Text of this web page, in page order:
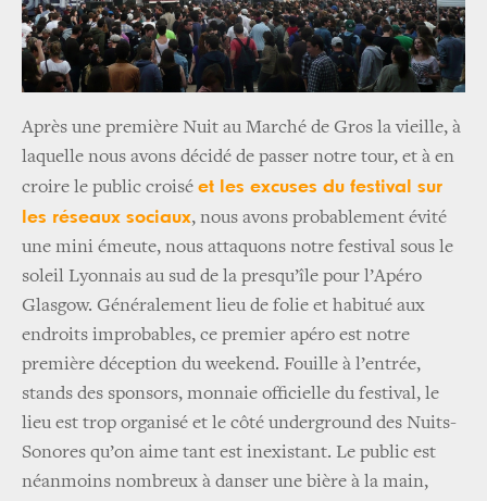
Après une première Nuit au Marché de Gros la vieille, à
laquelle nous avons décidé de passer notre tour, et à en
croire le public croisé et les excuses du festival sur
les réseaux sociaux, nous avons probablement évité
une mini émeute, nous attaquons notre festival sous le
soleil Lyonnais au sud de la presqu’île pour l’Apéro
Glasgow. Généralement lieu de folie et habitué aux
endroits improbables, ce premier apéro est notre
première déception du weekend. Fouille à l’entrée,
stands des sponsors, monnaie officielle du festival, le
lieu est trop organisé et le côté underground des Nuits-
Sonores qu’on aime tant est inexistant. Le public est
néanmoins nombreux à danser une bière à la main,